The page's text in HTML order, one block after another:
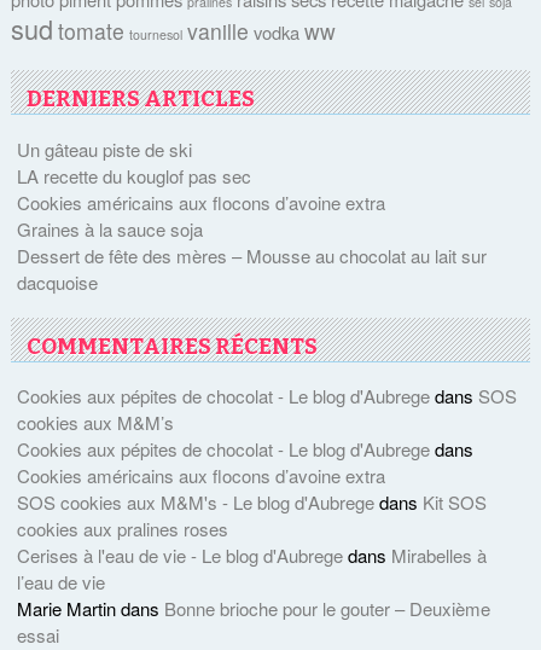
sud tomate tournesol vanille vodka ww
DERNIERS ARTICLES
Un gâteau piste de ski
LA recette du kouglof pas sec
Cookies américains aux flocons d’avoine extra
Graines à la sauce soja
Dessert de fête des mères – Mousse au chocolat au lait sur
dacquoise
COMMENTAIRES RÉCENTS
Cookies aux pépites de chocolat - Le blog d'Aubregedans SOS
cookies aux M&M’s
Cookies aux pépites de chocolat - Le blog d'Aubregedans
Cookies américains aux flocons d’avoine extra
SOS cookies aux M&M's - Le blog d'Aubregedans Kit SOS
cookies aux pralines roses
Cerises à l'eau de vie - Le blog d'Aubregedans Mirabelles à
l’eau de vie
Marie Martindans Bonne brioche pour le gouter – Deuxième
essai